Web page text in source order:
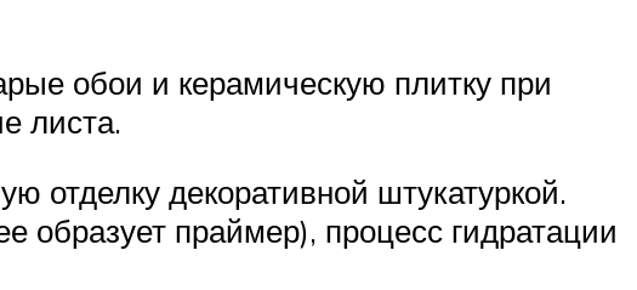
обои и керамическую плитку при
листа.
отделку декоративной штукатуркой.
образует праймер), процесс гидратации